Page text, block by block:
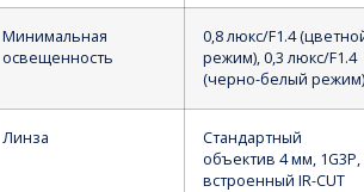
Минимальная
освещенность
0,8 люкс/F1.4
режим), 0,3 люкс/F1.4
(черно-белый режим)
Линза
Стандартный
объектив 4 мм, 1G3P,
встроенный IR-CUT